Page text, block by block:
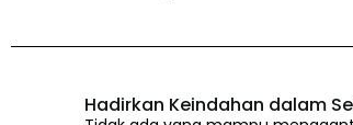
Hadirkan Keindahan dalam